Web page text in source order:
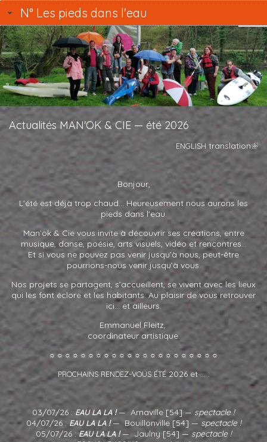
Aller au contenu principal
N° Les pieds dans l'eau
Actualités MAN'OK & CIE — été 2026
ENGLISH translation
Bonjour,
L'été est déjà trop chaud... Heureusement nous aurons les
pieds dans l'eau.
Man’ok& Cie vous invite à découvrir ses créations, entre
musique, danse, poésie, arts visuels, vidéo et rencontres...
Et si vous ne pouvez pas venir jusqu’à nous, peut-être
pourrions-nous venir jusqu’à vous.
Nos projets se partagent, s’accueillent, se vivent avec les lieux
qui les font éclore et les habitants. Au plaisir de vous retrouver
ici… et ailleurs.
Emmanuel Fleitz,
coordinateur artistique.
☼☼☼☼☼☼☼☼☼☼☼☼☼☼☼☼☼☼☼☼☼☼
PROCHAINS RENDEZ-VOUS ÉTÉ2026 et ... :
03/07/26 : EAU LA LA! — Arnaville [54] — spectacle !
04/07/26 : EAU LA LA! — Bouillonville [54] — spectacle !
05/07/26 : EAU LA LA! — Jaulny [54] — spectacle !